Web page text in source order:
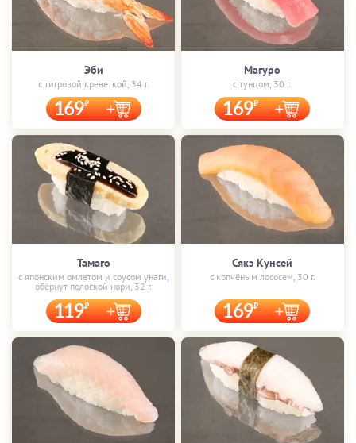
Эби
с тигровой креветкой, 34 г.
169
Магуро
с тунцом, 30 г.
169
Тамаго
с японским омлетом и соусом унаги,
обёрнут полоской нори, 32 г.
119
Сякэ Кунсей
с копчёным лососем, 30 г.
169